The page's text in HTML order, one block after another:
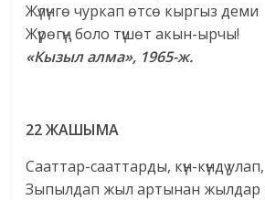
Жүлүнгө чуркап өтсө кыргыз деми
Жүрөгүң боло түшөт акын-ырчы!
«Кызыл алма», 1965-ж.
22 ЖАШЫМА
Сааттар-сааттарды, күн-күндү улап,
Зыпылдап жыл артынан жылдар